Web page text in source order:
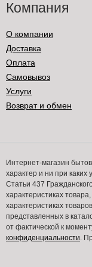
Компания
О компании
Доставка
Оплата
Самовывоз
Услуги
Возврат и обмен
Интернет-магазин
характер и ни при
Статьи 437
характеристиках
характеристиках
представленных в
от фактической к
конфиденциальности.